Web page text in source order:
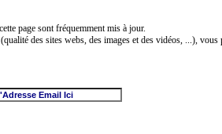
page sont fréquemment mis à jour.
des sites webs, des images et des vidéos, ...),